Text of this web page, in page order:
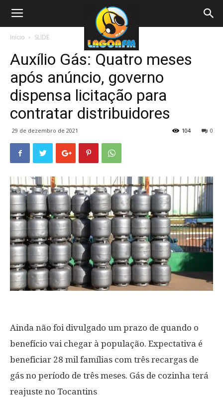
Início SLIDE
Auxílio Gás: Quatro meses
após anúncio, governo
dispensa licitação para
contratar distribuidores
29 de dezembro de 2021 0
104
Ainda não foi divulgado um prazo de quando o
benefício vai chegar à população. Expectativa é
beneficiar 28 mil famílias com três recargas de
gás no período de três meses. Gás de cozinha terá
reajuste no Tocantins